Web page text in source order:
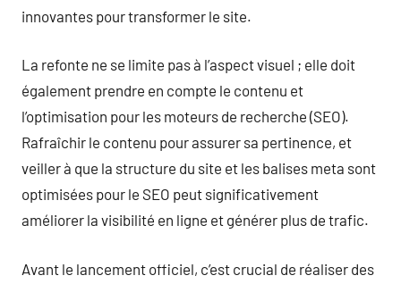
innovantes pour transformer le site.
La refonte ne se limite pas à l’aspect visuel ; elle doit
également prendre en compte le contenu et
l’optimisation pour les moteurs de recherche (SEO).
Rafraîchir le contenu pour assurer sa pertinence, et
veiller à que la structure du site et les balises meta sont
optimisées pour le SEO peut significativement
améliorer la visibilité en ligne et générer plus de trafic.
Avant le lancement officiel, c’est crucial de réaliser des